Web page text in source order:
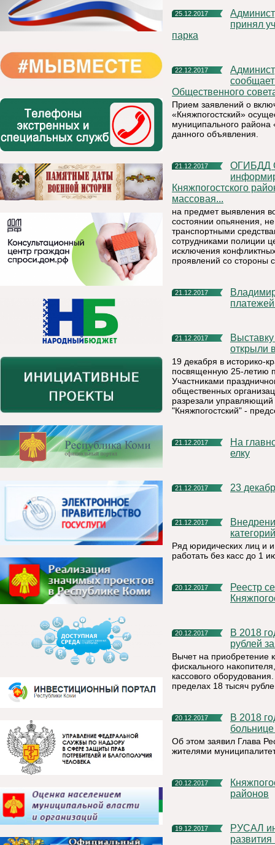
25.12.2017
Администрация МР «Княжпогостский» благодарит всех, кто
принял
парка
22.12.2017
Администрация муниципального района «Княжпогостский»
Общественного
Прием заявлений о
«Княжпогостский»
муниципального района
данного объявления.
21.12.2017
ОГИБДД ОМВД России по Княжпогостскому району
Княжпогостского
массовая...
на предмет выявления
состоянии опьянения,
транспортными
сотрудниками полиции
исключения
проявлений со стороны
21.12.2017
Владимир Путин потребовал навести порядок в системе
21.12.2017
Выставку в честь 25-летия предприятия «Боксит Тимана»
открыли
19 декабря в историко-
посвященную 25-летию
Участниками
общественных
разрезали
"Княжпогостский" -
21.12.2017
На главной площади г. Емва установили новую новогоднюю
елку
21.12.2017 23
21.12.2017
Внедрение контрольно-кассовой техники (ККТ) для некоторых
Ряд юридических лиц и
работать без касс до 1
20.12.2017
Реестр секций, кружков и творческих объединений
20.12.2017
В 2018 году предприниматели Коми смогут получить 18 тысяч
рублей
Вычет на приобретение
фискального
кассового
пределах 18 тысяч
20.12.2017
В 2018 году в Княжпогостской центральной районной
Об этом заявил Глава
жителями
20.12.2017
Княжпогостский район стал вторым по внедрению ГТО среди
районов
19.12.2017
РУСАЛ инвестировал более 3 млрд рублей в проекты